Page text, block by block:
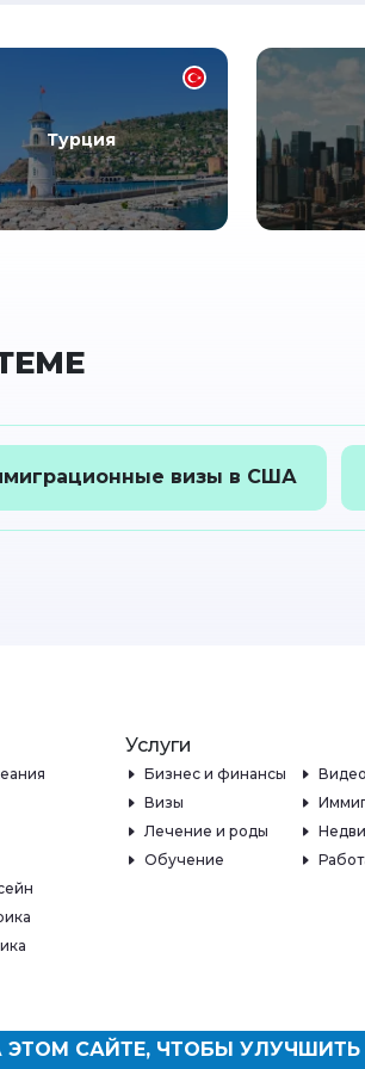
Турция
визы в США
Услуги
Бизнес и финансы
Визы
Лечение и роды
Обучение
ЭТОМ САЙТЕ, ЧТОБЫ УЛУЧШИТЬ